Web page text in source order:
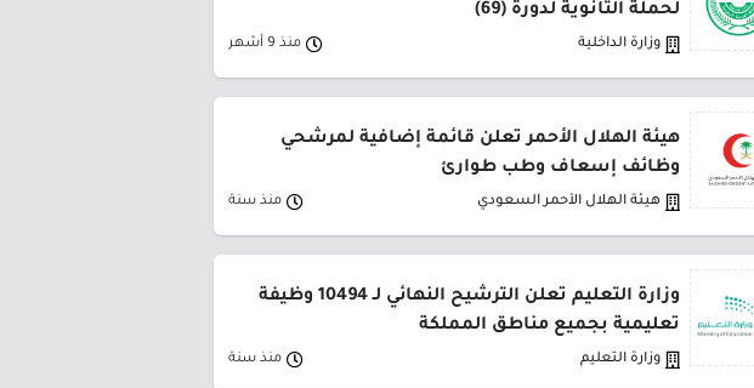
لحملة الثانوية لدورة (69)
وزارة الداخلية منذ 9 أشهر
هيئة الهلال الأحمر تعلن قائمة إضافية لمرشحي
وظائف إسعاف وطب طوارئ
هيئة الهلال الأحمر السعودي منذ سنة
وزارة التعليم تعلن الترشيح النهائي لـ 10494 وظيفة
تعليمية بجميع مناطق المملكة
وزارة التعليم منذ سنة